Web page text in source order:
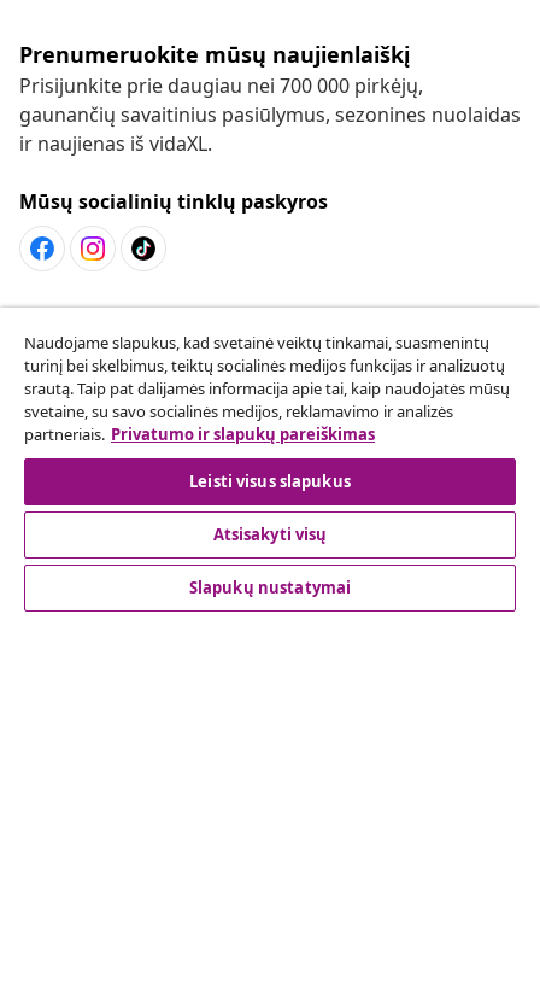
Prenumeruokite mūsų naujienlaiškį
Prisijunkite prie daugiau nei 700 000 pirkėjų,
gaunančių savaitinius pasiūlymus, sezonines nuolaidas
ir naujienas iš vidaXL.
Mūsų socialinių tinklų paskyros
Sutarties atsisakymas
Pateikite prašymą atsisakyti užsakymo.
Sutarties atsisakymas
Klientų aptarnavimas
Naudojame slapukus, kad svetainė veiktų tinkamai, suasmenintų
turinį bei skelbimus, teiktų socialinės medijos funkcijas ir analizuotų
srautą. Taip pat dalijamės informacija apie tai, kaip naudojatės mūsų
svetaine, su savo socialinės medijos, reklamavimo ir analizės
partneriais. Privatumo ir slapukų pareiškimas
Leisti visus slapukus
Atsisakyti visų
Slapukų nustatymai